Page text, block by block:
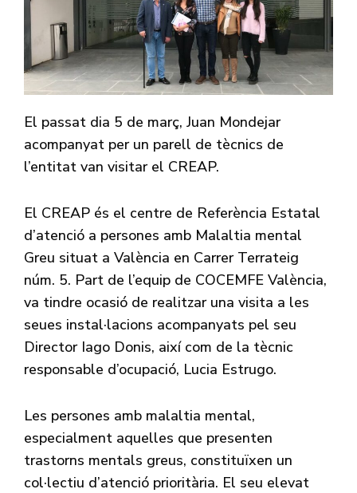
El passat dia 5 de març, Juan Mondejar
acompanyat per un parell de tècnics de
l’entitat van visitar el CREAP.
El CREAP és el centre de Referència Estatal
d’atenció a persones amb Malaltia mental
Greu situat a València en Carrer Terrateig
núm. 5. Part de l’equip de COCEMFE València,
va tindre ocasió de realitzar una visita a les
seues instal·lacions acompanyats pel seu
Director Iago Donis, així com de la tècnic
responsable d’ocupació, Lucia Estrugo.
Les persones amb malaltia mental,
especialment aquelles que presenten
trastorns mentals greus, constituïxen un
col·lectiu d’atenció prioritària. El seu elevat